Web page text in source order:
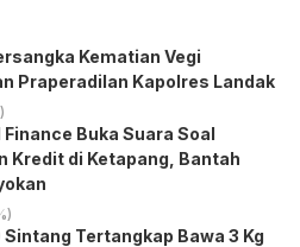
Kematian Vegi
Praperadilan Kapolres Landak
Buka Suara Soal
Kredit di Ketapang, Bantah
Sintang Tertangkap Bawa 3 Kg